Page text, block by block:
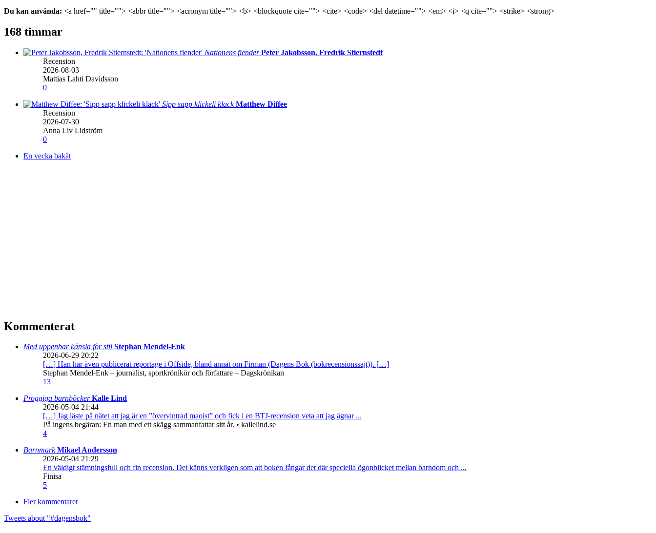
Du kan använda: <a href="" title=""> <abbr title=""> <acronym title=""> <b> <blockquote cite=""> <cite> <code> <del datetime=""> <em> <i> <q cite=""> <strike> <strong>
168 timmar
Nationens fiender Peter Jakobsson, Fredrik Stiernstedt
Recension
2026-08-03
Mattias Lahti Davidsson
0
Sipp sapp klickeli klack Matthew Diffee
Recension
2026-07-30
Anna Liv Lidström
0
En vecka bakåt
Kommenterat
Med uppenbar känsla för stil Stephan Mendel-Enk
2026-06-29 20:22
[…] Han har även publicerat reportage i Offside, bland annat om Firman (Dagens Bok (bokrecensionssajt)). […]
Stephan Mendel-Enk – journalist, sportkrönikör och författare – Dagskrönikan
13
Proggiga barnböckerKalle Lind
2026-05-04 21:44
[…] Jag läste på nätet att jag är en ”övervintrad maoist” och fick i en BTJ-recension veta att jag ägnar ...
På ingens begäran: En man med ett skägg sammanfattar sitt år. • kallelind.se
4
BarnmarkMikael Andersson
2026-05-04 21:29
En väldigt stämningsfull och fin recension. Det känns verkligen som att boken fångar det där speciella ögonblicket mellan barndom och ...
Finisa
5
Fler kommentarer
Tweets about "#dagensbok"